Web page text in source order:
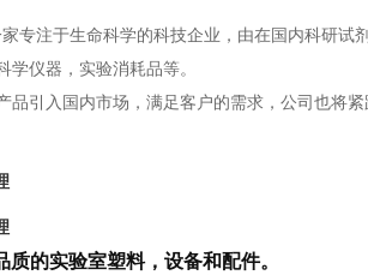
专注于生命科学的科技企业，由在国内科研试
仪器，实验消耗品等。
品引入国内市场，满足客户的需求，公司也将
的实验室塑料，设备和配件。